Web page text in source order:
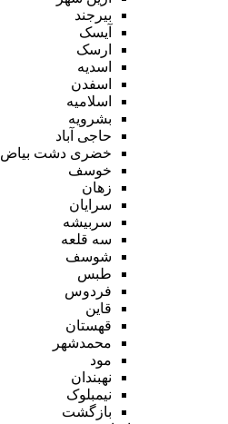
بیرجند
آیسک
ارسک
اسدیه
اسفدن
اسلامیه
بشرویه
حاجی آباد
خضری دشت بیاض
خوسف
زهان
سرایان
سربیشه
سه قلعه
شوسف
طبس
فردوس
قاین
قهستان
محمدشهر
مود
نهبندان
نیمبلوک
بازگشت